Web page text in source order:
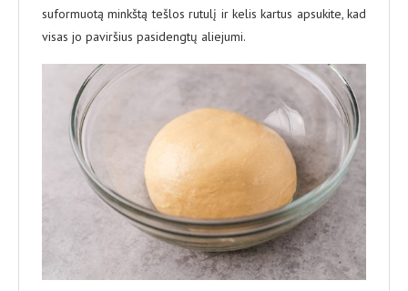
suformuotą minkštą tešlos rutulį ir kelis kartus apsukite, kad
visas jo paviršius pasidengtų aliejumi.